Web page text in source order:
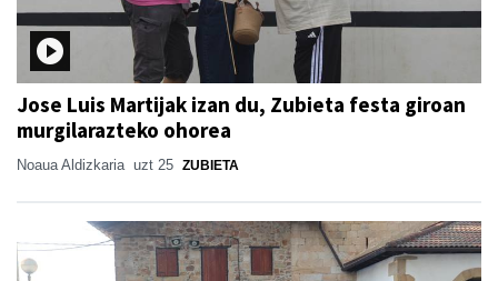
Jose Luis Martijak izan du, Zubieta festa giroan
murgilarazteko ohorea
Noaua Aldizkaria uzt 25 ZUBIETA